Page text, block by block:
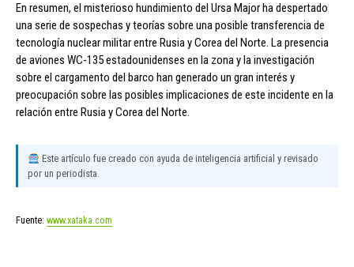
En resumen, el misterioso hundimiento del Ursa Major ha despertado
una serie de sospechas y teorías sobre una posible transferencia de
tecnología nuclear militar entre Rusia y Corea del Norte. La presencia
de aviones WC-135 estadounidenses en la zona y la investigación
sobre el cargamento del barco han generado un gran interés y
preocupación sobre las posibles implicaciones de este incidente en la
relación entre Rusia y Corea del Norte.
Este artículo fue creado con ayuda de inteligencia artificial y revisado
por un periodista.
Fuente: www.xataka.com